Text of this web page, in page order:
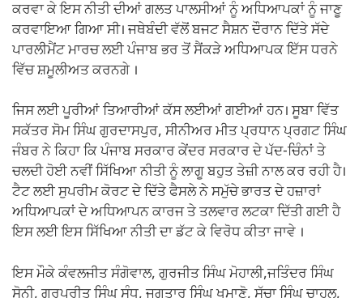
ਕਰਵਾ ਕੇ ਇਸ ਨੀਤੀ ਦੀਆਂ ਗਲਤ ਪਾਲਸੀਆਂ ਨੂੰ ਅਧਿਆਪਕਾਂ ਨੂੰ ਜਾਣੂ
ਕਰਵਾਇਆ ਗਿਆ ਸੀ। ਜਥੇਬੰਦੀ ਵੱਲੋਂ ਬਜਟ ਸੈਸ਼ਨ ਦੌਰਾਨ ਦਿੱਤੇ ਸੱਦੇ
ਪਾਰਲੀਮੈਂਟ ਮਾਰਚ ਲਈ ਪੰਜਾਬ ਭਰ ਤੋਂ ਸੈਂਕੜੇ ਅਧਿਆਪਕ ਇੱਸ ਧਰਨੇ
ਵਿੱਚ ਸ਼ਮੂਲੀਅਤ ਕਰਨਗੇ ।
ਜਿਸ ਲਈ ਪੂਰੀਆਂ ਤਿਆਰੀਆਂ ਕੱਸ ਲਈਆਂ ਗਈਆਂ ਹਨ। ਸੂਬਾ ਵਿੱਤ
ਸਕੱਤਰ ਸੋਮ ਸਿੰਘ ਗੁਰਦਾਸਪੁਰ, ਸੀਨੀਅਰ ਮੀਤ ਪ੍ਰਧਾਨ ਪ੍ਰਗਟ ਸਿੰਘ
ਜੰਬਰ ਨੇ ਕਿਹਾ ਕਿ ਪੰਜਾਬ ਸਰਕਾਰ ਕੇਂਦਰ ਸਰਕਾਰ ਦੇ ਪੱਦ-ਚਿੰਨਾਂ ਤੇ
ਚਲਦੀ ਹੋਈ ਨਵੀਂ ਸਿੱਖਿਆ ਨੀਤੀ ਨੂੰ ਲਾਗੂ ਬਹੁਤ ਤੇਜ਼ੀ ਨਾਲ ਕਰ ਰਹੀ ਹੈ।
ਟੈਟ ਲਈ ਸੁਪਰੀਮ ਕੋਰਟ ਦੇ ਦਿੱਤੇ ਫੈਸਲੇ ਨੇ ਸਮੁੱਚੇ ਭਾਰਤ ਦੇ ਹਜ਼ਾਰਾਂ
ਅਧਿਆਪਕਾਂ ਦੇ ਅਧਿਆਪਨ ਕਾਰਜ ਤੇ ਤਲਵਾਰ ਲਟਕਾ ਦਿੱਤੀ ਗਈ ਹੈ
ਇਸ ਲਈ ਇਸ ਸਿੱਖਿਆ ਨੀਤੀ ਦਾ ਡੱਟ ਕੇ ਵਿਰੋਧ ਕੀਤਾ ਜਾਵੇ ।
ਇਸ ਮੌਕੇ ਕੰਵਲਜੀਤ ਸੰਗੋਵਾਲ, ਗੁਰਜੀਤ ਸਿੰਘ ਮੋਹਾਲੀ,ਜਤਿੰਦਰ ਸਿੰਘ
ਸੋਨੀ, ਗੁਰਪ੍ਰੀਤ ਸਿੰਘ ਸੰਧੂ, ਜਗਤਾਰ ਸਿੰਘ ਖਮਾਣੋ, ਸੁੱਚਾ ਸਿੰਘ ਚਾਹਲ,